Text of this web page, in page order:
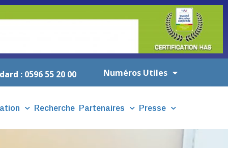
: 0596 55 20 00 Numéros Utiles
Recherche Partenaires Presse